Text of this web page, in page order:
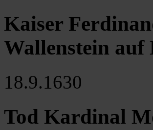
Kaiser
Wallenstein auf
18.9.1630
Tod Kardinal